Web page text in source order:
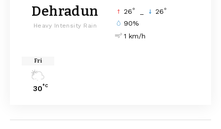
Dehradun
Heavy Intensity Rain
26° 26°
90%
1 km/h
Fri
30°C